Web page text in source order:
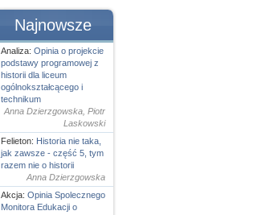
Najnowsze
Analiza: Opinia o projekcie
podstawy programowej z
historii dla liceum
ogólnokształcącego i
technikum
Anna Dzierzgowska, Piotr
Laskowski
Felieton: Historia nie taka,
jak zawsze - część 5, tym
razem nie o historii
Anna Dzierzgowska
Akcja: Opinia Spolecznego
Monitora Edukacji o